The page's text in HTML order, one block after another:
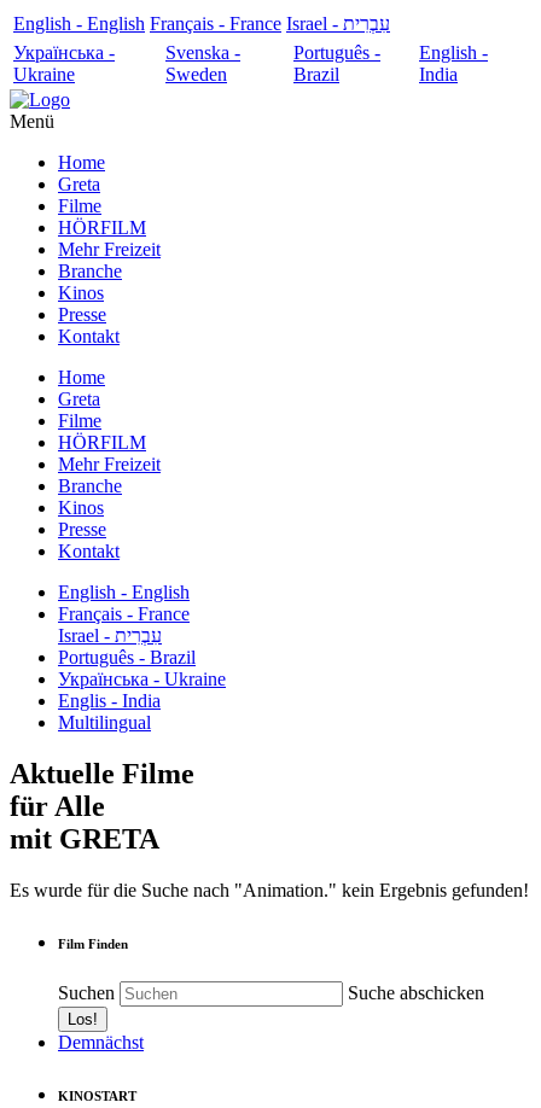
English - English Français - France
עִבְרִית - Israel
Українська -
Ukraine
Svenska -
Sweden
Português -
Brazil
English -
India
Menü
Home
Greta
Filme
HÖRFILM
Mehr Freizeit
Branche
Kinos
Presse
Kontakt
Home
Greta
Filme
HÖRFILM
Mehr Freizeit
Branche
Kinos
Presse
Kontakt
English - English
Français - France
עִבְרִית - Israel
Português - Brazil
Українська - Ukraine
Englis - India
Multilingual
Aktuelle Filme
für Alle
mit GRETA
Es wurde für die Suche nach "Animation." kein Ergebnis gefunden!
Film Finden
Suchen Suche abschicken
Demnächst
KINOSTART